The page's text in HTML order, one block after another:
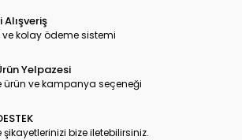
Alışveriş
ve kolay ödeme sistemi
Yelpazesi
ürün ve kampanya seçeneği
şikayetlerinizi bize iletebilirsiniz.